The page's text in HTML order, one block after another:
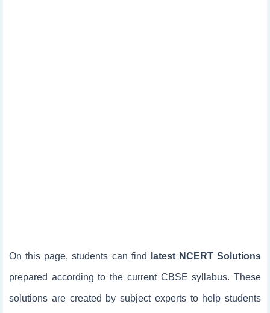
On this page, students can find latest NCERT Solutions
prepared according to the current CBSE syllabus. These
solutions are created by subject experts to help students